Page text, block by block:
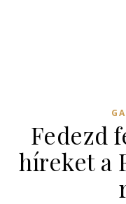
Fedezd
híreket a